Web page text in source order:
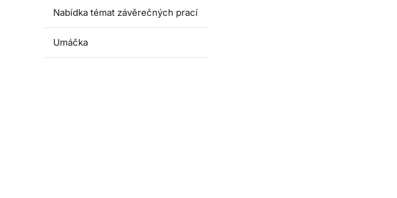
Nabídka témat závěrečných prací
Umáčka